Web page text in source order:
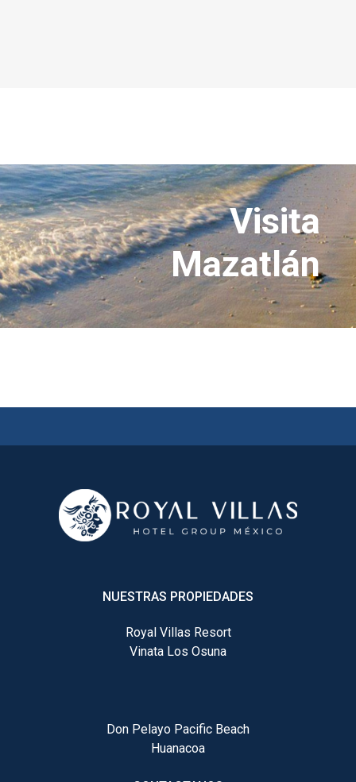
Visita
Mazatlán
NUESTRAS PROPIEDADES
Royal Villas Resort
Vinata Los Osuna
Don Pelayo Pacific Beach
Huanacoa